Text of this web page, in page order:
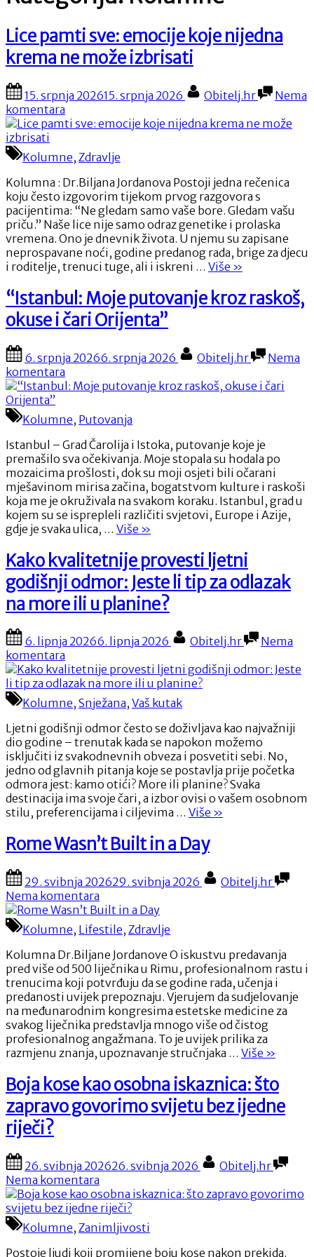
Lice pamti sve: emocije koje nijedna
krema ne može izbrisati
Posted
on
15. srpnja 202615. srpnja 2026 By
Obitelj.hr
Nema
komentara
Lice
sve:
emocije
koje
nijedna
krema
ne
može
izbrisati
Kolumne, Zdravlje
Kolumna : Dr.Biljana Jordanova Postoji jedna rečenica
koju često izgovorim tijekom prvog razgovora s
pacijentima: “Ne gledam samo vaše bore. Gledam vašu
priču.” Naše lice nije samo odraz genetike i prolaska
vremena. Ono je dnevnik života. U njemu su zapisane
neprospavane noći, godine predanog rada, brige za djecu
i roditelje, trenuci tuge, ali i iskreni … Više “Lice
sve:
emocije
krema
ne
može
izbrisati”
»
“Istanbul: Moje putovanje kroz raskoš,
okuse i čari Orijenta”
Posted
on
6. srpnja 20266. srpnja 2026 By
Obitelj.hr
Nema
komentara
“Istanbul:
putovanje
kroz
raskoš,
okuse
i
čari
Orijenta”
Kolumne, Putovanja
Istanbul – Grad Čarolija i Istoka, putovanje koje je
premašilo sva očekivanja. Moje stopala su hodala po
mozaicima prošlosti, dok su moji osjeti bili očarani
mješavinom mirisa začina, bogatstvom kulture i raskoši
koja me je okruživala na svakom koraku. Istanbul, grad u
kojem su se isprepleli različiti svjetovi, Europe i Azije,
gdje je svaka ulica, … Više ““Istanbul:
putovanje
kroz
raskoš,
okuse
i
Orijenta””
»
Kako kvalitetnije provesti ljetni
godišnji odmor: Jeste li tip za odlazak
na more ili u planine?
Posted
on
6. lipnja 20266. lipnja 2026 By
Obitelj.hr
Nema
komentara
Kako
kvalitetnije
provesti
ljetni
godišnji
odmor:
Jeste
li
tip
za
odlazak
more
ili
planine?
Kolumne, Snježana, Vaš kutak
Ljetni godišnji odmor često se doživljava kao najvažniji
dio godine – trenutak kada se napokon možemo
isključiti iz svakodnevnih obveza i posvetiti sebi. No,
jedno od glavnih pitanja koje se postavlja prije početka
odmora jest: kamo otići? More ili planine? Svaka
destinacija ima svoje čari, a izbor ovisi o vašem osobnom
stilu, preferencijama i ciljevima … Više “Kako
provesti
godišnji
odmor:
odlazak
na
more
ili
u
planine?”
»
Rome Wasn’t Built in a Day
Posted
on
29. svibnja 202629. svibnja 2026 By
Obitelj.hr
Nema komentara
Rome
Wasn’t
Built
in
a
Day
Kolumne, Lifestile, Zdravlje
Kolumna Dr.Biljane Jordanove O iskustvu predavanja
pred više od 500 liječnika u Rimu, profesionalnom rastu i
trenucima koji potvrđuju da se godine rada, učenja i
predanosti uvijek prepoznaju. Vjerujem da sudjelovanje
na međunarodnim kongresima estetske medicine za
svakog liječnika predstavlja mnogo više od čistog
profesionalnog angažmana. To je uvijek prilika za
razmjenu znanja, upoznavanje stručnjaka … Više “Rome
Built
in
»
Boja kose kao osobna iskaznica: što
zapravo govorimo svijetu bez ijedne
riječi?
Posted
on
26. svibnja 202626. svibnja 2026 By
Obitelj.hr
Nema komentara
Boja
kose
kao
osobna
iskaznica:
Kolumne, Zanimljivosti
Postoje ljudi koji promijene boju kose nakon prekida.